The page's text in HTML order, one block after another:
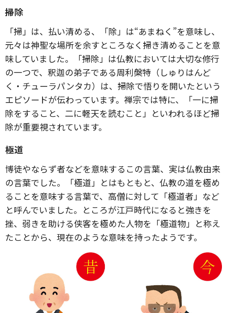
掃除
「掃」は、払い清める、「除」は“あまねく”を意味し、
元々は神聖な場所を余すところなく掃き清めることを意
味していました。「掃除」は仏教においては大切な修行
の一つで、釈迦の弟子である周利槃特（しゅりはんど
く・チューラパンタカ）は、掃除で悟りを開いたという
エピソードが伝わっています。禅宗では特に、「一に掃
除をすること、二に軽天を読むこと」といわれるほど掃
除が重要視されています。
極道
博徒やならず者などを意味するこの言葉、実は仏教由来
の言葉でした。「極道」とはもともと、仏教の道を極め
ることを意味する言葉で、高僧に対して「極道者」など
と呼んでいました。ところが江戸時代になると強きを
挫、弱きを助ける侠客を極めた人物を「極道物」と称え
たことから、現在のような意味を持ったようです。